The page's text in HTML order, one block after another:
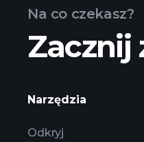
Na co czekasz?
Zacznij
Narzędzia
Odkryj